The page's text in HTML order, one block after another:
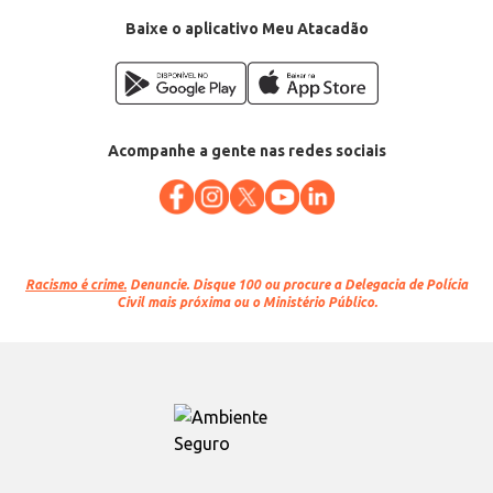
Baixe o aplicativo Meu Atacadão
Acompanhe a gente nas redes sociais
Racismo é crime. Denuncie. Disque 100 ou procure a Delegacia de Polícia
Civil mais próxima ou o Ministério Público.